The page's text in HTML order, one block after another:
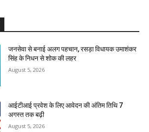
जनसेवा से बनाई अलग पहचान, रसड़ा विधायक उमाशंकर
सिंह के निधन से शोक की लहर
August 5, 2026
आईटीआई प्रवेश के लिए आवेदन की अंतिम तिथि 7
अगस्त तक बढ़ी
August 5, 2026